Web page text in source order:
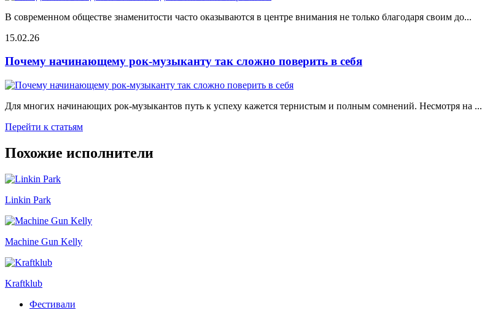
В современном обществе знаменитости часто оказываются в центре внимания не только благодаря своим до...
15.02.26
Почему начинающему рок-музыканту так сложно поверить в себя
Для многих начинающих рок-музыкантов путь к успеху кажется тернистым и полным сомнений. Несмотря на ...
Перейти к статьям
Похожие исполнители
Linkin Park
Machine Gun Kelly
Kraftklub
Фестивали